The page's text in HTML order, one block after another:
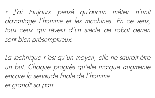
« J’ai toujours pensé qu’aucun métier n’unit
davantage l’homme et les machines. En ce sens,
tous ceux qui rêvent d’un siècle de robot aérien
sont bien présomptueux.
La technique n’est qu’un moyen, elle ne saurait être
un but. Chaque progrès qu’elle marque augmente
encore la servitude finale de l’homme
et grandit sa part.